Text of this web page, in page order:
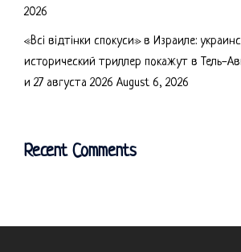
2026
«Всі відтінки спокуси» в Израиле:
исторический триллер покажут в Тель-
и 27 августа 2026 August 6, 2026
Recent Comments